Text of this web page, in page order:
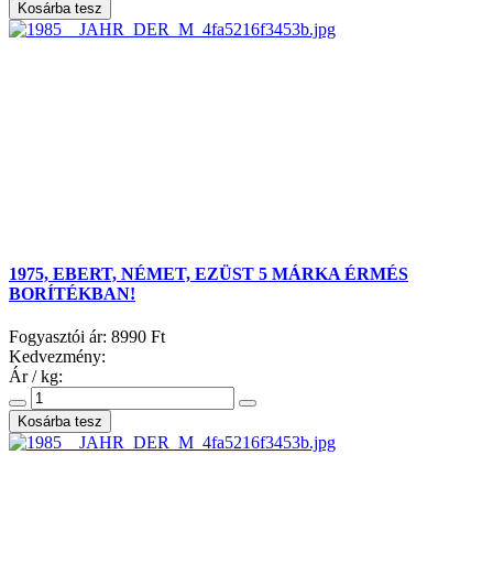
1975, EBERT, NÉMET, EZÜST 5 MÁRKA ÉRMÉS
BORÍTÉKBAN!
Fogyasztói ár: 8990 Ft
Kedvezmény:
Ár / kg: